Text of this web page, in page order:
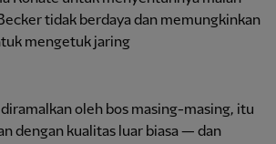
tidak berdaya dan memungkinkan
mengetuk jaring
oleh bos masing-masing, itu
dengan kualitas luar biasa — dan